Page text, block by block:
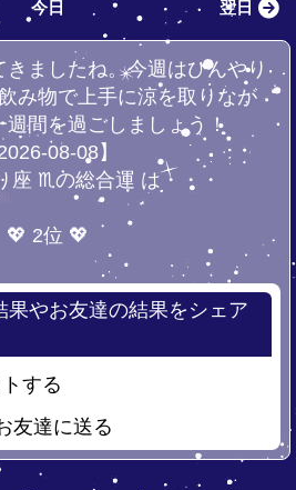
今日 翌日
ましたね。今週はひんやり
み物で上手に涼を取りなが
週間を過ごしましょう！
2026-08-08】
座 ♏の総合運 は・・・
💖 2位 💖
果やお友達の結果をシェア
する
友達に送る